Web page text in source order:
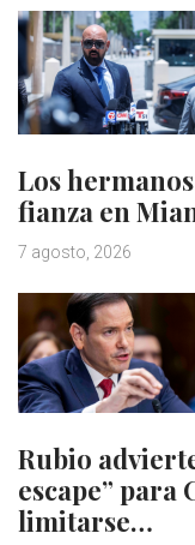
Los
fianza en
7 agosto, 2026
Rubio
escape” para
limitarse…